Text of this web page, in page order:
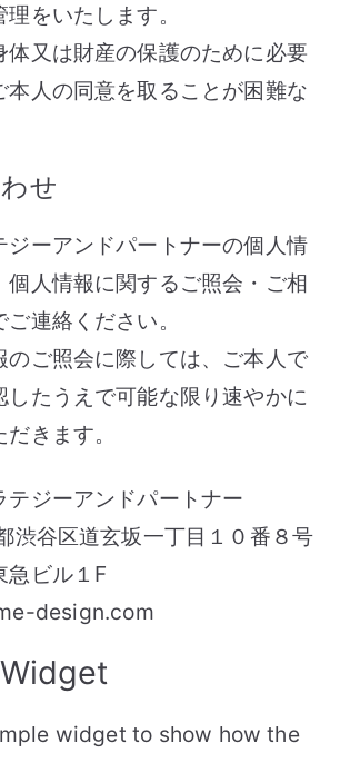
をいたします。
体又は財産の保護のために必要
本人の同意を取ることが困難な
せ
ジーアンドパートナーの個人情
個人情報に関するご照会・ご相
連絡ください。
のご照会に際しては、ご本人で
したうえで可能な限り速やかに
きます。
テジーアンドパートナー
渋谷区道玄坂一丁目１０番８号
急ビル１F
design.com
widget to show how the